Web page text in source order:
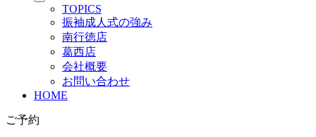
TOPICS
振袖成人式の強み
南行徳店
葛西店
会社概要
お問い合わせ
HOME
ご予約